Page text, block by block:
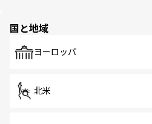
で、ホーカーズは地元の風
国と地域
ヨーロッパ
北米